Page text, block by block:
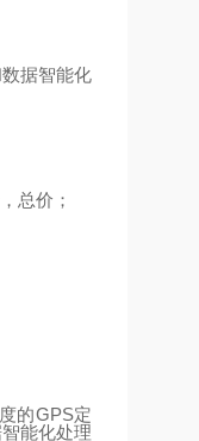
据智能化
总价；
的GPS定
能化处理